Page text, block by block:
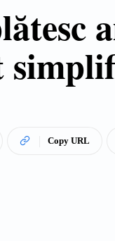
Copy URL